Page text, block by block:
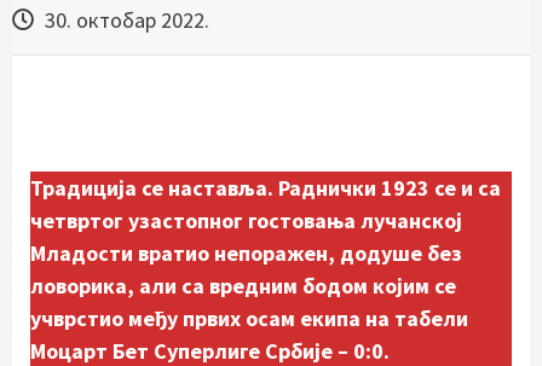
30. октобар 2022.
Традиција се наставља. Раднички 1923 се и са
четвртог узастопног гостовања лучанској
Младости вратио непоражен, додуше без
ловорика, али са вредним бодом којим се
учврстио међу првих осам екипа на табели
Моцарт Бет Суперлиге Србије – 0:0.